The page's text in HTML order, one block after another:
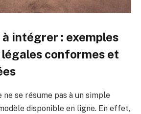
à intégrer : exemples
conformes et
se résume pas à un simple
disponible en ligne. En effet,